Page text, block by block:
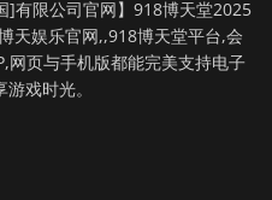
]有限公司官网】918博天堂2025
天娱乐官网,,918博天堂平台,会
网页与手机版都能完美支持电子
戏时光。